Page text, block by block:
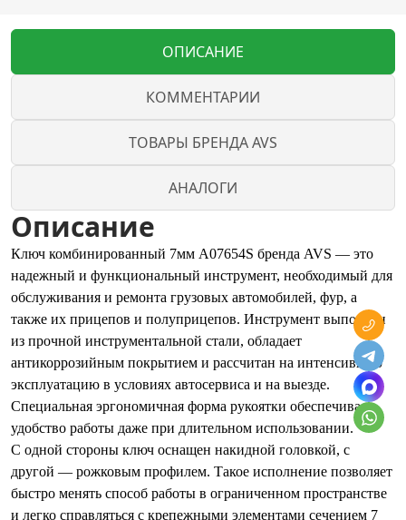
ОПИСАНИЕ
КОММЕНТАРИИ
ТОВАРЫ БРЕНДА AVS
АНАЛОГИ
Описание
Ключ комбинированный 7мм A07654S бренда AVS — это
надежный и функциональный инструмент, необходимый для
обслуживания и ремонта грузовых автомобилей, фур, а
также их прицепов и полуприцепов. Инструмент выполнен
из прочной инструментальной стали, обладает
антикоррозийным покрытием и рассчитан на интенсивную
эксплуатацию в условиях автосервиса и на выезде.
Специальная эргономичная форма рукоятки обеспечивает
удобство работы даже при длительном использовании.
С одной стороны ключ оснащен накидной головкой, с
другой — рожковым профилем. Такое исполнение позволяет
быстро менять способ работы в ограниченном пространстве
и легко справляться с крепежными элементами сечением 7